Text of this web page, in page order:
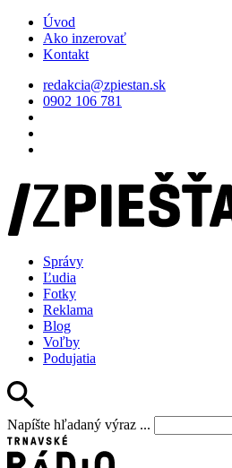
Úvod
Ako inzerovať
Kontakt
redakcia@zpiestan.sk
0902 106 781
Správy
Ľudia
Fotky
Reklama
Blog
Voľby
Podujatia
Napíšte hľadaný výraz ...